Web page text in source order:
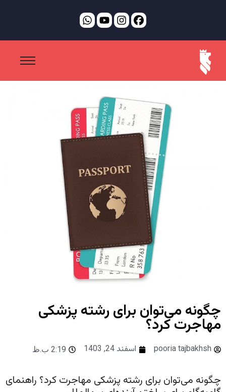
چگونه می‌توان برای رشته پزشکی
مهاجرت کرد؟
pooria tajbakhsh اسفند 24, 1403 2:19 ب.ظ
چگونه می‌توان برای رشته پزشکی مهاجرت کرد؟ راهنمای